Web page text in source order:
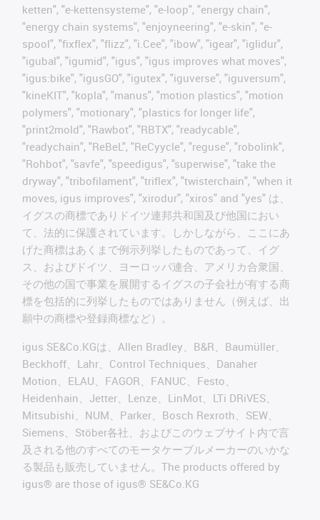
ketten", "e-kettensysteme", "e-loop", "energy chain",
"energy chain systems", "enjoyneering", "e-skin", "e-
spool", "fixflex", "flizz", "i.Cee", "ibow", "igear", "iglidur",
"igubal", "igumid", "igus", "igus improves what moves",
"igus:bike", "igusGO", "igutex", "iguverse", "iguversum",
"kineKIT", "kopla", "manus", "motion plastics", "motion
polymers", "motionary", "plastics for longer life",
"print2mold", "Rawbot", "RBTX", "readycable",
"readychain", "ReBeL", "ReCyycle", "reguse", "robolink",
"Rohbot", "savfe", "speedigus", "superwise", "take the
dryway", "tribofilament", "triflex", "twisterchain", "when it
moves, igus improves", "xirodur", "xiros" and "yes" は、
イグスの商標でありドイツ連邦共和国及び他国におい
て、法的に保護されています。しかしながら、ここにあ
げた商標はあくまで例示列挙したものであって、イグ
ス、およびドイツ、ヨーロッパ連合、アメリカ合衆国、
その他の国で事業を展開するイグスの子会社が有する商
標を包括的に列挙したものではありません（例えば、出
願中の商標や登録商標など）。
igus SE&Co.KGは、Allen Bradley、B&R、Baumüller、
Beckhoff、Lahr、Control Techniques、Danaher
Motion、ELAU、FAGOR、FANUC、Festo、
Heidenhain、Jetter、Lenze、LinMot、LTi DRiVES、
Mitsubishi、NUM、Parker、Bosch Rexroth、SEW、
Siemens、Stöber各社、およびこのウェブサイト内で言
及される他のすべてのモータケーブルメーカーのいかな
る製品も販売していません。The products offered by
igus® are those of igus® SE&Co.KG